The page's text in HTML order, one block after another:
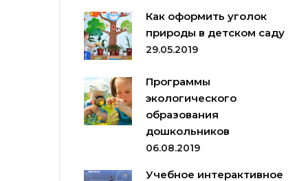
Как оформить уголок
природы в детском саду
29.05.2019
Программы
экологического
образования
дошкольников
06.08.2019
Учебное интерактивное